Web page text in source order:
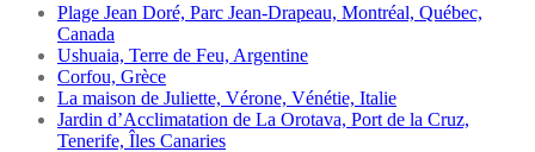
Plage Jean Doré, Parc Jean-Drapeau, Montréal, Québec,
Canada
Ushuaia, Terre de Feu, Argentine
Corfou, Grèce
La maison de Juliette, Vérone, Vénétie, Italie
Jardin d’Acclimatation de La Orotava, Port de la Cruz,
Tenerife, Îles Canaries